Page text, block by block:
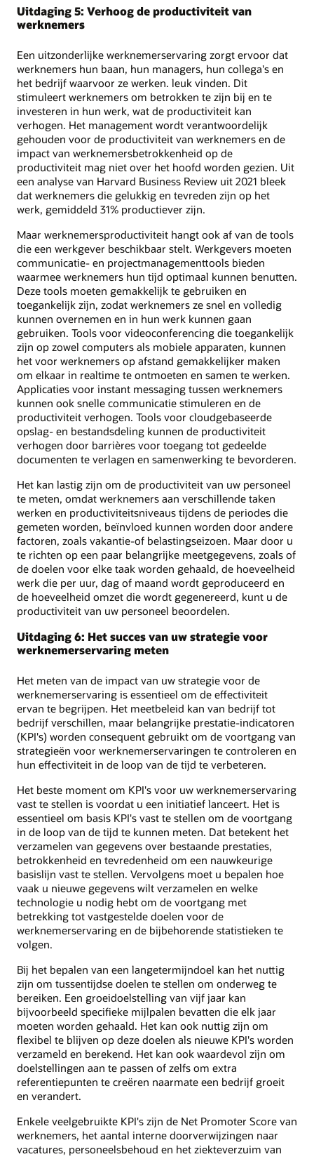
Uitdaging 5: Verhoog de productiviteit van
werknemers
Een uitzonderlijke werknemerservaring zorgt ervoor dat
werknemers hun baan, hun managers, hun collega's en
het bedrijf waarvoor ze werken. leuk vinden. Dit
stimuleert werknemers om betrokken te zijn bij en te
investeren in hun werk, wat de productiviteit kan
verhogen. Het management wordt verantwoordelijk
gehouden voor de productiviteit van werknemers en de
impact van werknemersbetrokkenheid op de
productiviteit mag niet over het hoofd worden gezien. Uit
een analyse van Harvard Business Review uit 2021 bleek
dat werknemers die gelukkig en tevreden zijn op het
werk, gemiddeld 31% productiever zijn.
Maar werknemersproductiviteit hangt ook af van de tools
die een werkgever beschikbaar stelt. Werkgevers moeten
communicatie- en projectmanagementtools bieden
waarmee werknemers hun tijd optimaal kunnen benutten.
Deze tools moeten gemakkelijk te gebruiken en
toegankelijk zijn, zodat werknemers ze snel en volledig
kunnen overnemen en in hun werk kunnen gaan
gebruiken. Tools voor videoconferencing die toegankelijk
zijn op zowel computers als mobiele apparaten, kunnen
het voor werknemers op afstand gemakkelijker maken
om elkaar in realtime te ontmoeten en samen te werken.
Applicaties voor instant messaging tussen werknemers
kunnen ook snelle communicatie stimuleren en de
productiviteit verhogen. Tools voor cloudgebaseerde
opslag- en bestandsdeling kunnen de productiviteit
verhogen door barrières voor toegang tot gedeelde
documenten te verlagen en samenwerking te bevorderen.
Het kan lastig zijn om de productiviteit van uw personeel
te meten, omdat werknemers aan verschillende taken
werken en productiviteitsniveaus tijdens de periodes die
gemeten worden, beïnvloed kunnen worden door andere
factoren, zoals vakantie-of belastingseizoen. Maar door u
te richten op een paar belangrijke meetgegevens, zoals of
de doelen voor elke taak worden gehaald, de hoeveelheid
werk die per uur, dag of maand wordt geproduceerd en
de hoeveelheid omzet die wordt gegenereerd, kunt u de
productiviteit van uw personeel beoordelen.
Uitdaging 6: Het succes van uw strategie voor
werknemerservaring meten
Het meten van de impact van uw strategie voor de
werknemerservaring is essentieel om de effectiviteit
ervan te begrijpen. Het meetbeleid kan van bedrijf tot
bedrijf verschillen, maar belangrijke prestatie-indicatoren
(KPI's) worden consequent gebruikt om de voortgang van
strategieën voor werknemerservaringen te controleren en
hun effectiviteit in de loop van de tijd te verbeteren.
Het beste moment om KPI's voor uw werknemerservaring
vast te stellen is voordat u een initiatief lanceert. Het is
essentieel om basis KPI's vast te stellen om de voortgang
in de loop van de tijd te kunnen meten. Dat betekent het
verzamelen van gegevens over bestaande prestaties,
betrokkenheid en tevredenheid om een nauwkeurige
basislijn vast te stellen. Vervolgens moet u bepalen hoe
vaak u nieuwe gegevens wilt verzamelen en welke
technologie u nodig hebt om de voortgang met
betrekking tot vastgestelde doelen voor de
werknemerservaring en de bijbehorende statistieken te
volgen.
Bij het bepalen van een langetermijndoel kan het nuttig
zijn om tussentijdse doelen te stellen om onderweg te
bereiken. Een groeidoelstelling van vijf jaar kan
bijvoorbeeld specifieke mijlpalen bevatten die elk jaar
moeten worden gehaald. Het kan ook nuttig zijn om
flexibel te blijven op deze doelen als nieuwe KPI's worden
verzameld en berekend. Het kan ook waardevol zijn om
doelstellingen aan te passen of zelfs om extra
referentiepunten te creëren naarmate een bedrijf groeit
en verandert.
Enkele veelgebruikte KPI's zijn de Net Promoter Score van
werknemers, het aantal interne doorverwijzingen naar
vacatures, personeelsbehoud en het ziekteverzuim van